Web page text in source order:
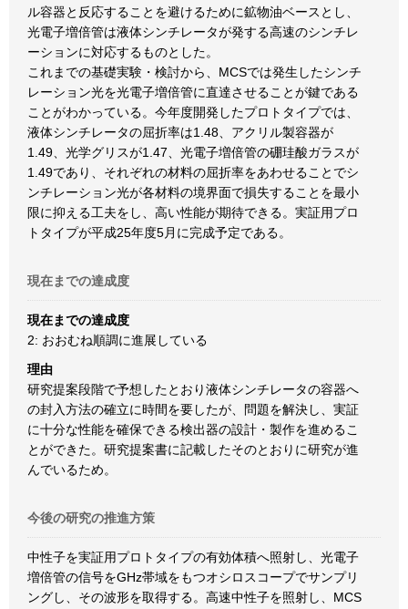
ル容器と反応することを避けるために鉱物油ベースとし、
光電子増倍管は液体シンチレータが発する高速のシンチレ
ーションに対応するものとした。
これまでの基礎実験・検討から、MCSでは発生したシンチ
レーション光を光電子増倍管に直達させることが鍵である
ことがわかっている。今年度開発したプロトタイプでは、
液体シンチレータの屈折率は1.48、アクリル製容器が
1.49、光学グリスが1.47、光電子増倍管の硼珪酸ガラスが
1.49であり、それぞれの材料の屈折率をあわせることでシ
ンチレーション光が各材料の境界面で損失することを最小
限に抑える工夫をし、高い性能が期待できる。実証用プロ
トタイプが平成25年度5月に完成予定である。
現在までの達成度
現在までの達成度
2: おおむね順調に進展している
理由
研究提案段階で予想したとおり液体シンチレータの容器へ
の封入方法の確立に時間を要したが、問題を解決し、実証
に十分な性能を確保できる検出器の設計・製作を進めるこ
とができた。研究提案書に記載したそのとおりに研究が進
んでいるため。
今後の研究の推進方策
中性子を実証用プロトタイプの有効体積へ照射し、光電子
増倍管の信号をGHz帯域をもつオシロスコープでサンプリ
ングし、その波形を取得する。高速中性子を照射し、MCS